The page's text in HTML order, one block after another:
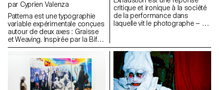
par Cyprien Valenza
Patterna est une typographie
variable expérimentale conçues
autour de deux axes : Graisse
et Weaving. Inspirée par la Bifur
de Cassandre des années 30
sur les métiers Jacquard.
Patterna repose sur une grille
rigoureuse qui structure formes
et espacements. Son système
critique et ironique à la société
de la performance dans
laquelle vit le photographe — un
visibilité et de la productivité. À
travers des gestes absurdes et
in situ dans des espaces
publics, il confronte, avec une
résistance délibérée, des
machines conçues pour